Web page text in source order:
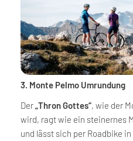
3. Monte Pelmo Umrundung
Der„Thron Gottes“, wie der
wird, ragt wie ein steinernes
und lässt sich per Roadbike